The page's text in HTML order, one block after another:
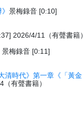
》景梅錄音 [0:10]
2026/4/11（有聲書籍）
景梅錄音 [0:11]
清時代》第一章《「黃金
有聲書籍）